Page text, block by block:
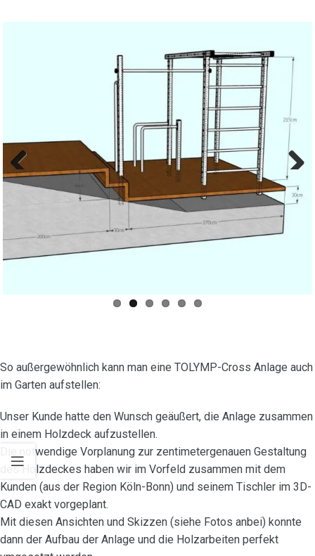
Next
So außergewöhnlich kann man eine TOLYMP-Cross Anlage auch
im Garten aufstellen:
Unser Kunde hatte den Wunsch geäußert, die Anlage zusammen
in einem Holzdeck aufzustellen.
Die notwendige Vorplanung zur zentimetergenauen Gestaltung
des Holzdeckes haben wir im Vorfeld zusammen mit dem
Kunden (aus der Region Köln-Bonn) und seinem Tischler im 3D-
CAD exakt vorgeplant.
Mit diesen Ansichten und Skizzen (siehe Fotos anbei) konnte
dann der Aufbau der Anlage und die Holzarbeiten perfekt